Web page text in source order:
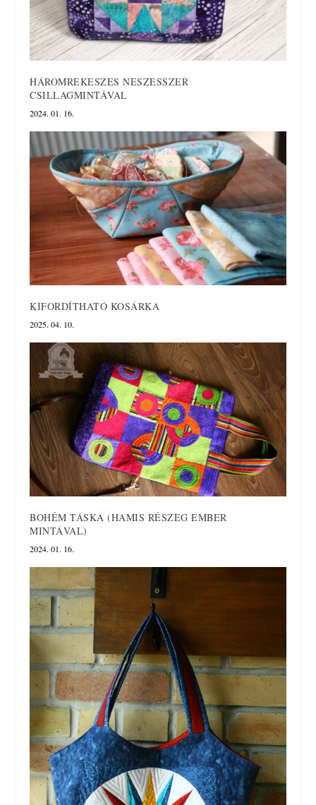
HÁROMREKESZES NESZESSZER
CSILLAGMINTÁVAL
2024. 01. 16.
KIFORDÍTHATÓ KOSÁRKA
2025. 04. 10.
BOHÉM TÁSKA (HAMIS RÉSZEG EMBER
MINTÁVAL)
2024. 01. 16.